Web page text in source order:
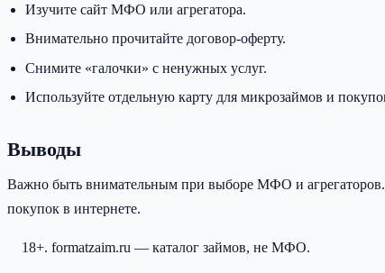
Изучите сайт МФО или агрегатора.
Внимательно прочитайте договор-оферту.
Снимите «галочки» с ненужных услуг.
Используйте отдельную карту для микрозаймов и
Выводы
Важно быть внимательным при выборе МФО и агрегаторов.
покупок в интернете.
18+. formatzaim.ru — каталог займов, не МФО.